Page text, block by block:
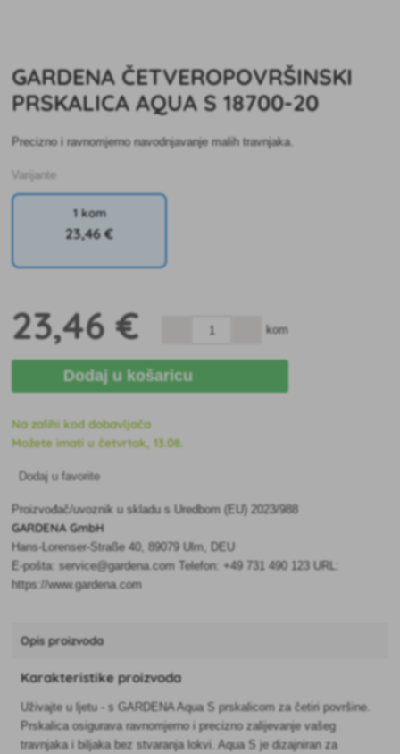
GARDENA ČETVEROPOVRŠINSKI
PRSKALICA AQUA S 18700-20
Precizno i ravnomjerno navodnjavanje malih travnjaka.
Varijante
1 kom
23,46 €
23,46 € kom
Dodaj u košaricu
Na zalihi kod dobavljača
Možete imati u četvrtak, 13.08.
Dodaj u favorite
Proizvođač/uvoznik u skladu s Uredbom (EU) 2023/988
GARDENA GmbH
Hans-Lorenser-Straße 40, 89079 Ulm, DEU
E-pošta: service@gardena.com Telefon: +49 731 490 123 URL:
https://www.gardena.com
Opis proizvoda
Karakteristike proizvoda
Uživajte u ljetu - s GARDENA Aqua S prskalicom za četiri površine.
Prskalica osigurava ravnomjerno i precizno zalijevanje vašeg
travnjaka i biljaka bez stvaranja lokvi. Aqua S je dizajniran za